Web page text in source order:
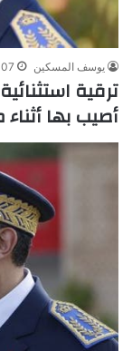
يوسف المسكين
ترقية
أصيب بها